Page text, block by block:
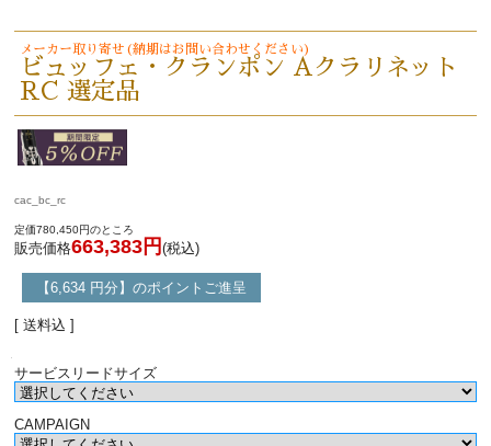
メーカー取り寄せ(納期はお問い合わせください)
ビュッフェ・クランポン Aクラリネット
RC 選定品
cac_bc_rc
定価780,450円のところ
販売価格663,383円 (税込)
【6,634 円分】のポイントご進呈
[ 送料込 ]
サービスリードサイズ
CAMPAIGN